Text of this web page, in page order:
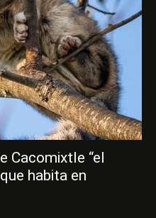
Cacomixtle “el
habita en